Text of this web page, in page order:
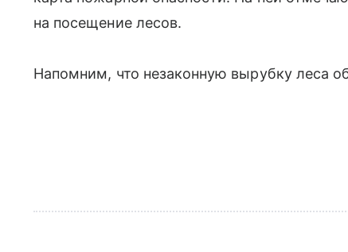
на посещение лесов.
Напомним, что незаконную вырубку леса